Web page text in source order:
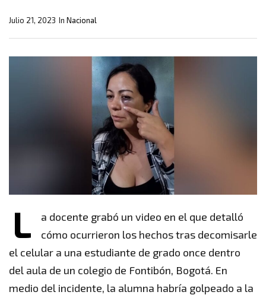
In Nacional
Julio 21, 2023
L
a docente grabó un video en el que detalló
cómo ocurrieron los hechos tras decomisarle
el celular a una estudiante de grado once dentro
del aula de un colegio de Fontibón, Bogotá. En
medio del incidente, la alumna habría golpeado a la